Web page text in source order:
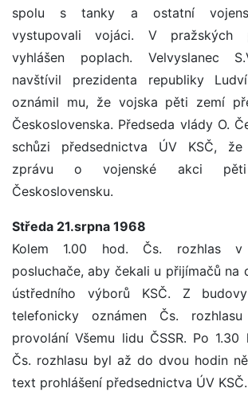
spolu s tanky a ostatní
vystupovali vojáci. V pražských
vyhlášen poplach. Velvyslanec
navštívil prezidenta republiky
oznámil mu, že vojska pěti zemí
Československa. Předseda vlády O.
schůzi předsednictva ÚV KSČ,
zprávu o vojenské akci
Československu.
Středa 21.srpna 1968
Kolem 1.00 hod. Čs. rozhlas v
posluchače, aby čekali u přijímačů na
ústředního výborů KSČ. Z
telefonicky oznámen Čs.
provolání Všemu lidu ČSSR. Po 1.30
Čs. rozhlasu byl až do dvou hodin
text prohlášení předsednictva ÚV KSČ.